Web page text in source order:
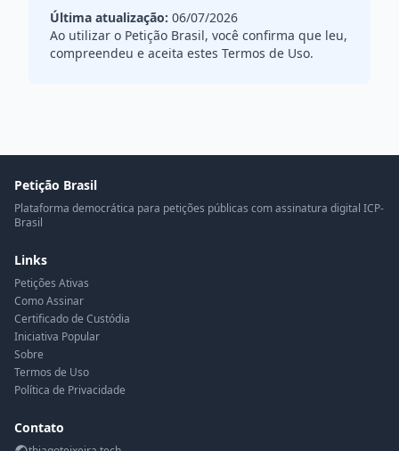
Última atualização: 06/07/2026
Ao utilizar o Petição Brasil, você confirma que leu,
compreendeu e aceita estes Termos de Uso.
Petição Brasil
Plataforma democrática para petições públicas com assinatura digital ICP-
Brasil
Links
Petições Ativas
Como Assinar
Certificado de Custódia
Iniciativa Popular
Sobre
Termos de Uso
Política de Privacidade
Contato